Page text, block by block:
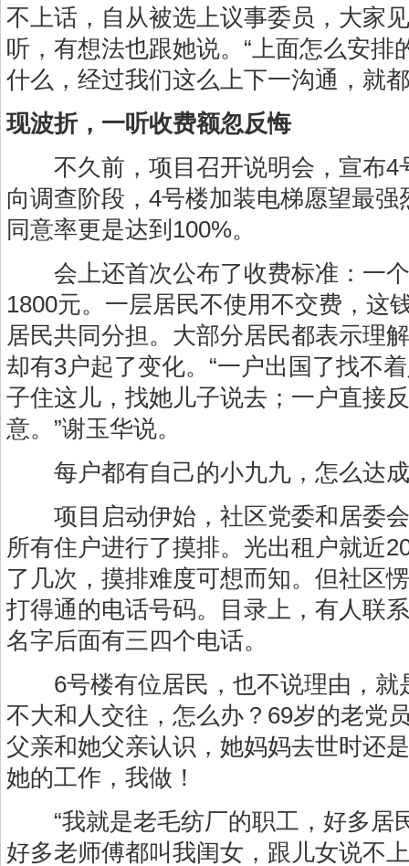
不上话，自从被选上议事委员，大家
听，有想法也跟她说。“上面怎么安排
什么，经过我们这么上下一沟通，就
现波折，一听收费额忽反悔
不久前，项目召开说明会，宣布4
向调查阶段，4号楼加装电梯愿望最强
同意率更是达到100%。
会上还首次公布了收费标准：一个
1800元。一层居民不使用不交费，这
居民共同分担。大部分居民都表示理
却有3户起了变化。“一户出国了找不
子住这儿，找她儿子说去；一户直接
意。”谢玉华说。
每户都有自己的小九九，怎么达
项目启动伊始，社区党委和居委会
所有住户进行了摸排。光出租户就近
了几次，摸排难度可想而知。但社区
打得通的电话号码。目录上，有人联
名字后面有三四个电话。
6号楼有位居民，也不说理由，就
不大和人交往，怎么办？69岁的老党
父亲和她父亲认识，她妈妈去世时还
她的工作，我做！
“我就是老毛纺厂的职工，好多居
好多老师傅都叫我闺女，跟儿女说不